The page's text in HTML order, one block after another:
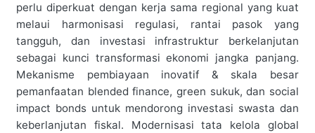
perlu diperkuat dengan kerja sama regional yang kuat
melaui harmonisasi regulasi, rantai pasok yang
tangguh, dan investasi infrastruktur berkelanjutan
sebagai kunci transformasi ekonomi jangka panjang.
Mekanisme pembiayaan inovatif & skala besar
pemanfaatan blended finance, green sukuk, dan social
impact bonds untuk mendorong investasi swasta dan
keberlanjutan fiskal. Modernisasi tata kelola global